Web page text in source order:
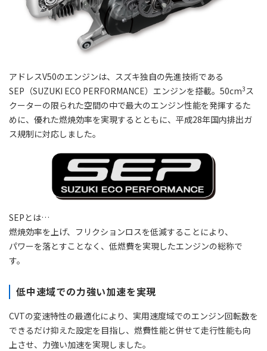
アドレスV50のエンジンは、スズキ独自の先進技術である
SEP（SUZUKI ECO PERFORMANCE）エンジンを搭載。50cm3ス
クーターの限られた空間の中で最大のエンジン性能を発揮するた
めに、優れた燃焼効率を実現するとともに、平成28年国内排出ガ
ス規制に対応しました。
SEPとは…
燃焼効率を上げ、フリクションロスを低減することにより、
パワーを落とすことなく、低燃費を実現したエンジンの総称で
す。
低中速域での力強い加速を実現
CVTの変速特性の最適化により、実用速度域でのエンジン回転数を
できるだけ抑えた設定を目指し、燃費性能と併せて走行性能も向
上させ、力強い加速を実現しました。